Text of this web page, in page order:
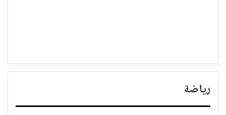
رياضة